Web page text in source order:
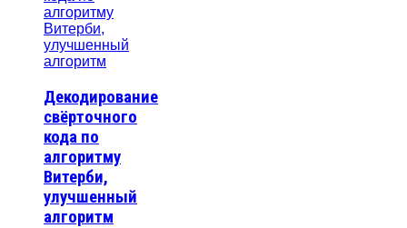
Декодирование
свёрточного
кода по
алгоритму
Витерби,
улучшенный
алгоритм